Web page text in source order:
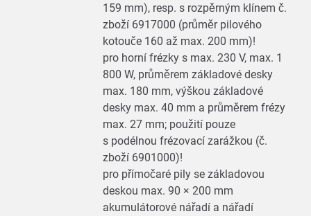
159 mm), resp. s rozpěrným klínem č.
zboží 6917000 (průměr pilového
kotouče 160 až max. 200 mm)!
pro horní frézky s max. 230 V, max. 1
800 W, průměrem základové desky
max. 180 mm, výškou základové
desky max. 40 mm a průměrem frézy
max. 27 mm; použití pouze
s podélnou frézovací zarážkou (č.
zboží 6901000)!
pro přímočaré pily se základovou
deskou max. 90 × 200 mm
akumulátorové nářadí a nářadí